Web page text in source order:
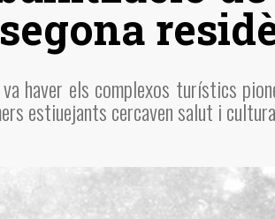
haver els complexos turístics
estiuejants cercaven salut i cultura